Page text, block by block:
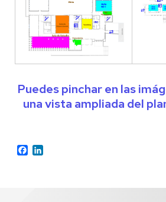
Puedes pinchar en las
una vista ampliada del
Facebook